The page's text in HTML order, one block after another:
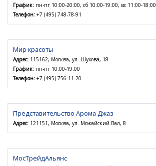
График: пн-пт 10:00-20:00, сб 10:00-19:00, вс 11:00-18:00
Телефон: +7 (495) 748-78-91
Мир красоты
Адрес: 115162, Москва, ул. Шухова, 18
График: пн-пт 10:00-19:00
Телефон: +7 (495) 756-11-20
Представительство Арома Джаз
Адрес: 121151, Москва, ул. Можайский Вал, 8
МосТрейдАльянс